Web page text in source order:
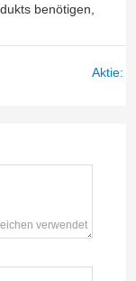
benötigen,
Aktie:
verwendet